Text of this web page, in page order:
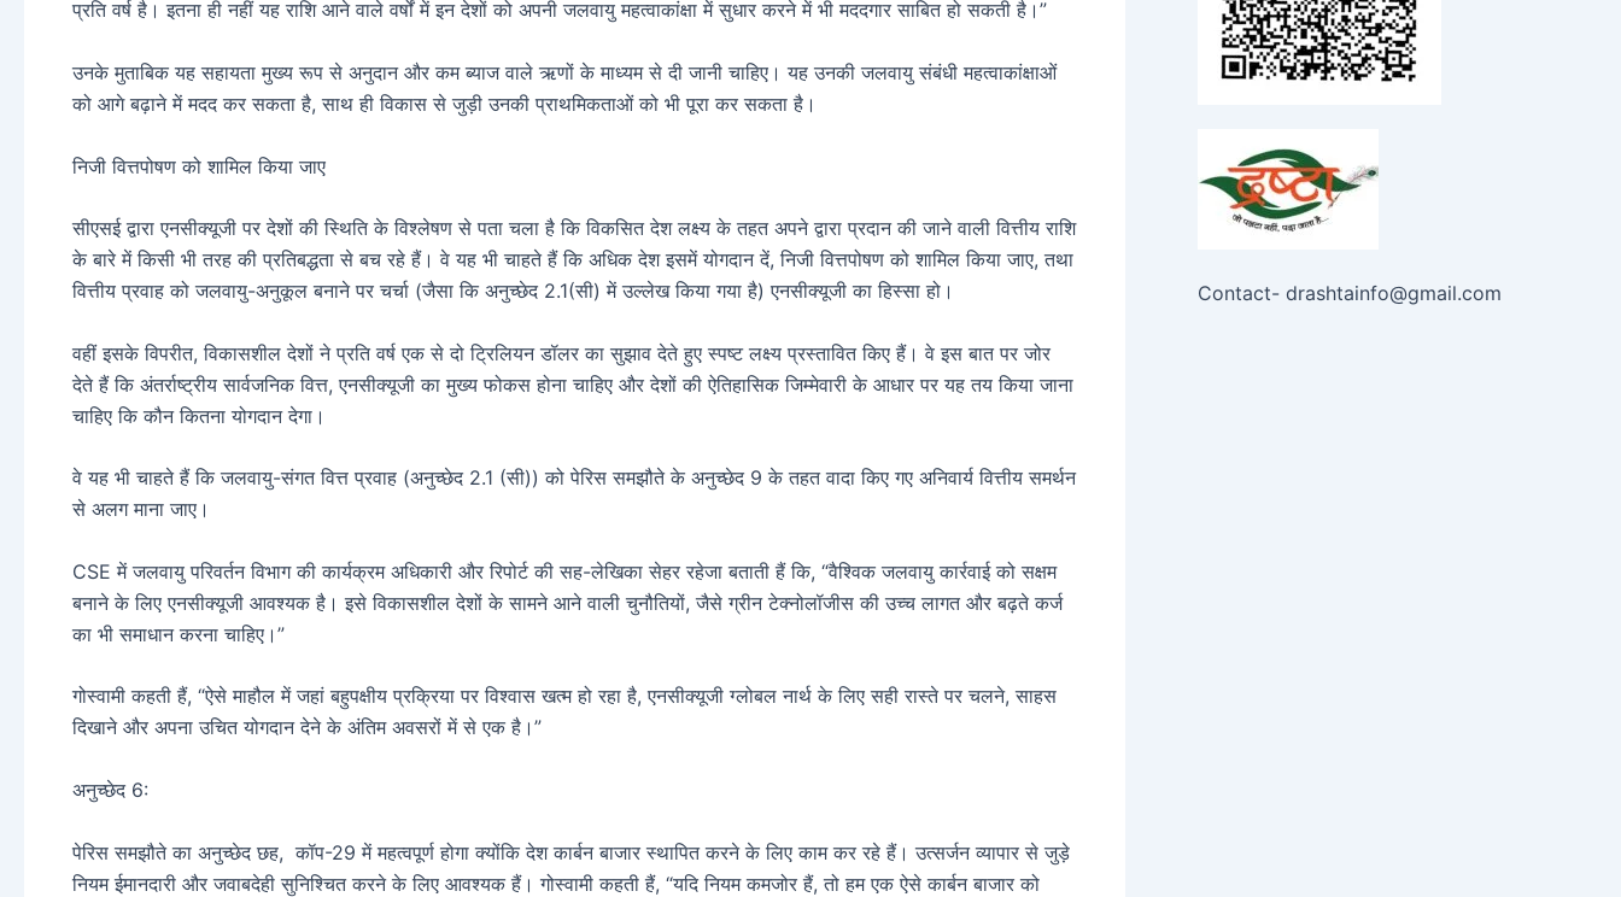
प्रति वर्ष है। इतना ही नहीं यह राशि आने वाले वर्षों में इन देशों को अपनी जलवायु महत्वाकांक्षा में सुधार करने में भी मददगार साबित हो सकती है।”
उनके मुताबिक यह सहायता मुख्य रूप से अनुदान और कम ब्याज वाले ऋणों के माध्यम से दी जानी चाहिए। यह उनकी जलवायु संबंधी महत्वाकांक्षाओं
को आगे बढ़ाने में मदद कर सकता है, साथ ही विकास से जुड़ी उनकी प्राथमिकताओं को भी पूरा कर सकता है।
निजी वित्तपोषण को शामिल किया जाए
सीएसई द्वारा एनसीक्यूजी पर देशों की स्थिति के विश्लेषण से पता चला है कि विकसित देश लक्ष्य के तहत अपने द्वारा प्रदान की जाने वाली वित्तीय राशि
के बारे में किसी भी तरह की प्रतिबद्धता से बच रहे हैं। वे यह भी चाहते हैं कि अधिक देश इसमें योगदान दें, निजी वित्तपोषण को शामिल किया जाए, तथा
वित्तीय प्रवाह को जलवायु-अनुकूल बनाने पर चर्चा (जैसा कि अनुच्छेद 2.1(सी) में उल्लेख किया गया है) एनसीक्यूजी का हिस्सा हो।
वहीं इसके विपरीत, विकासशील देशों ने प्रति वर्ष एक से दो ट्रिलियन डॉलर का सुझाव देते हुए स्पष्ट लक्ष्य प्रस्तावित किए हैं। वे इस बात पर जोर
देते हैं कि अंतर्राष्ट्रीय सार्वजनिक वित्त, एनसीक्यूजी का मुख्य फोकस होना चाहिए और देशों की ऐतिहासिक जिम्मेवारी के आधार पर यह तय किया जाना
चाहिए कि कौन कितना योगदान देगा।
वे यह भी चाहते हैं कि जलवायु-संगत वित्त प्रवाह (अनुच्छेद 2.1 (सी)) को पेरिस समझौते के अनुच्छेद 9 के तहत वादा किए गए अनिवार्य वित्तीय समर्थन
से अलग माना जाए।
CSE में जलवायु परिवर्तन विभाग की कार्यक्रम अधिकारी और रिपोर्ट की सह-लेखिका सेहर रहेजा बताती हैं कि, “वैश्विक जलवायु कार्रवाई को सक्षम
बनाने के लिए एनसीक्यूजी आवश्यक है। इसे विकासशील देशों के सामने आने वाली चुनौतियों, जैसे ग्रीन टेक्नोलॉजीस की उच्च लागत और बढ़ते कर्ज
का भी समाधान करना चाहिए।”
गोस्वामी कहती हैं, “ऐसे माहौल में जहां बहुपक्षीय प्रक्रिया पर विश्वास खत्म हो रहा है, एनसीक्यूजी ग्लोबल नार्थ के लिए सही रास्ते पर चलने, साहस
दिखाने और अपना उचित योगदान देने के अंतिम अवसरों में से एक है।”
अनुच्छेद 6:
पेरिस समझौते का अनुच्छेद छह, कॉप-29 में महत्वपूर्ण होगा क्योंकि देश कार्बन बाजार स्थापित करने के लिए काम कर रहे हैं। उत्सर्जन व्यापार से जुड़े
नियम ईमानदारी और जवाबदेही सुनिश्चित करने के लिए आवश्यक हैं। गोस्वामी कहती हैं, “यदि नियम कमजोर हैं, तो हम एक ऐसे कार्बन बाजार को
Contact- drashtainfo@gmail.com